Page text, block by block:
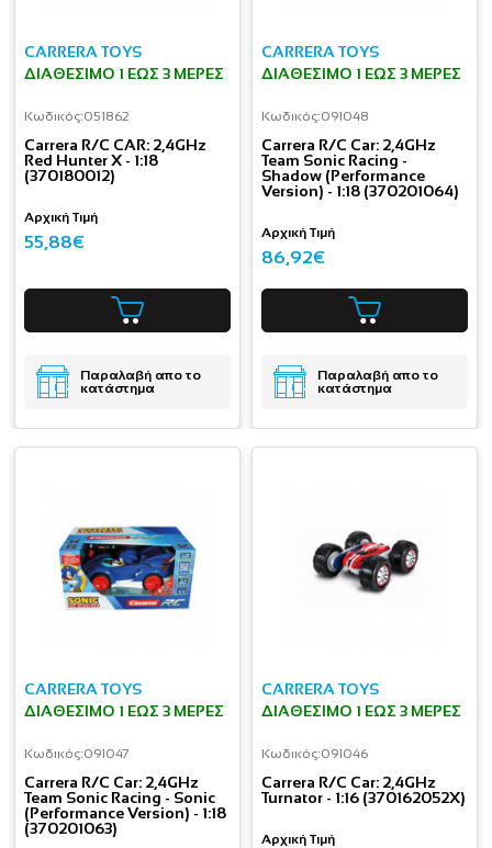
CARRERA TOYS
ΔΙΑΘΈΣΙΜΟ 1 ΕΩΣ 3 ΜΈΡΕΣ
Κωδικός:051862
Carrera R/C CAR: 2,4GHz
Red Hunter X - 1:18
(370180012)
Αρχική Τιμή
55,88€
Παραλαβή απο το
κατάστημα
CARRERA TOYS
ΔΙΑΘΈΣΙΜΟ 1 ΕΩΣ 3 ΜΈΡΕΣ
Κωδικός:091048
Carrera R/C Car: 2,4GHz
Team Sonic Racing -
Shadow (Performance
Version) - 1:18 (370201064)
Αρχική Τιμή
86,92€
Παραλαβή απο το
κατάστημα
CARRERA TOYS
ΔΙΑΘΈΣΙΜΟ 1 ΕΩΣ 3 ΜΈΡΕΣ
Κωδικός:091047
Carrera R/C Car: 2,4GHz
Team Sonic Racing - Sonic
(Performance Version) - 1:18
(370201063)
CARRERA TOYS
ΔΙΑΘΈΣΙΜΟ 1 ΕΩΣ 3 ΜΈΡΕΣ
Κωδικός:091046
Carrera R/C Car: 2,4GHz
Turnator - 1:16 (370162052X)
Αρχική Τιμή